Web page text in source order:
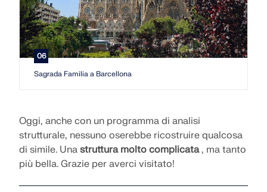
06
Sagrada Familia a Barcellona
Oggi, anche con un programma di analisi
strutturale, nessuno oserebbe ricostruire qualcosa
di simile. Una struttura molto complicata, ma tanto
più bella. Grazie per averci visitato!